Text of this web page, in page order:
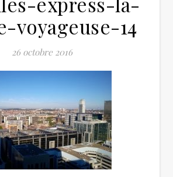
voyageuse-14
26 octobre 2016